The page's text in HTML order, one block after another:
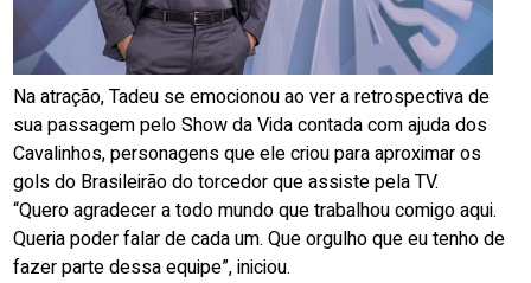
Na atração, Tadeu se emocionou ao ver a retrospectiva de
sua passagem pelo Show da Vida contada com ajuda dos
Cavalinhos, personagens que ele criou para aproximar os
gols do Brasileirão do torcedor que assiste pela TV.
“Quero agradecer a todo mundo que trabalhou comigo aqui.
Queria poder falar de cada um. Que orgulho que eu tenho de
fazer parte dessa equipe”, iniciou.